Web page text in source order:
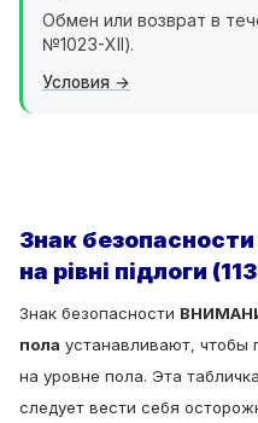
Обмен или возврат в
№1023-XII).
Условия
Знак
на рівні підлоги
Знак безопасности
пола устанавливают, чтобы
на уровне пола. Эта
следует вести себя